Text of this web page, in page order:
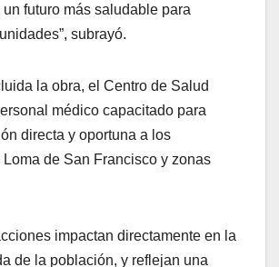
futuro más saludable para
subrayó.
la obra, el Centro de Salud
médico capacitado para
directa y oportuna a los
Loma de San Francisco y zonas
impactan directamente en la
de la población, y reflejan una